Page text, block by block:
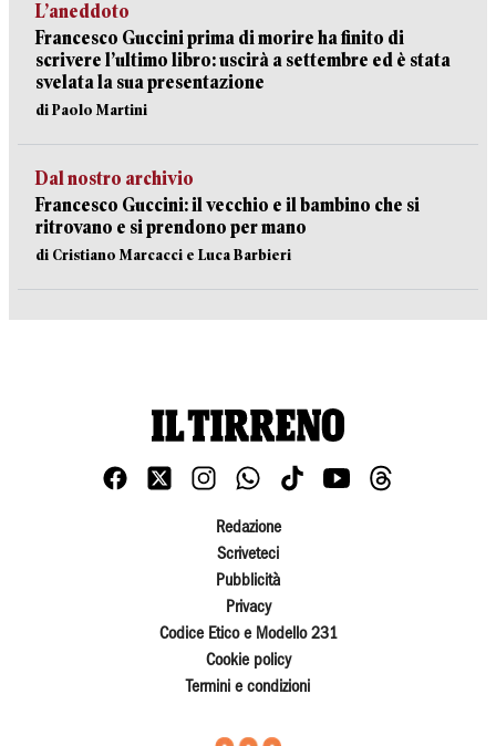
L’aneddoto
Francesco Guccini prima di morire ha finito di
scrivere l’ultimo libro: uscirà a settembre ed è stata
svelata la sua presentazione
di Paolo Martini
Dal nostro archivio
Francesco Guccini: il vecchio e il bambino che si
ritrovano e si prendono per mano
di Cristiano Marcacci e Luca Barbieri
Redazione
Scriveteci
Pubblicità
Privacy
Codice Etico e Modello 231
Cookie policy
Termini e condizioni